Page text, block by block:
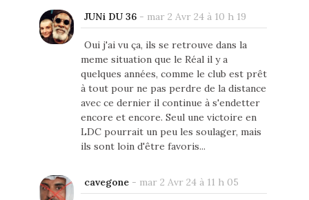
JUNi DU 36- mar 2 Avr 24 à 10 h 19
Oui j'ai vu ça, ils se retrouve dans la
meme situation que le Réal il y a
quelques années, comme le club est prêt
à tout pour ne pas perdre de la distance
avec ce dernier il continue à s'endetter
encore et encore. Seul une victoire en
LDC pourrait un peu les soulager, mais
ils sont loin d'être favoris...
cavegone- mar 2 Avr 24 à 11 h 05